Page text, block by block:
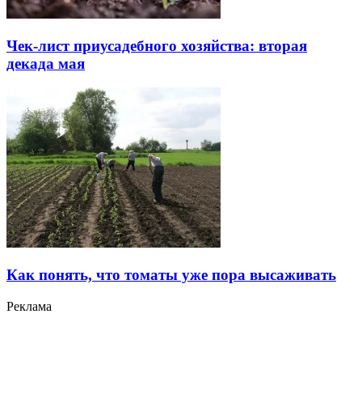
Чек-лист приусадебного хозяйства: вторая
декада мая
Как понять, что томаты уже пора высаживать
Реклама